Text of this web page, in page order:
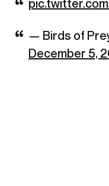
— Birds of
December 5,